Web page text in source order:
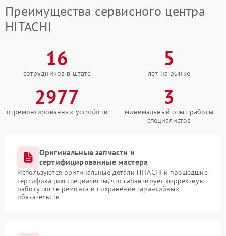
Преимущества сервисного центра
HITACHI
16
сотрудников в штате
5
лет на рынке
2977
отремонтированных устройств
3
минимальный опыт работы
специалистов
Оригинальные запчасти и
сертифицированные мастера
Используются оригинальные детали HITACHI и прошедшие
сертификацию специалисты, что гарантирует корректную
работу после ремонта и сохранение гарантийных
обязательств